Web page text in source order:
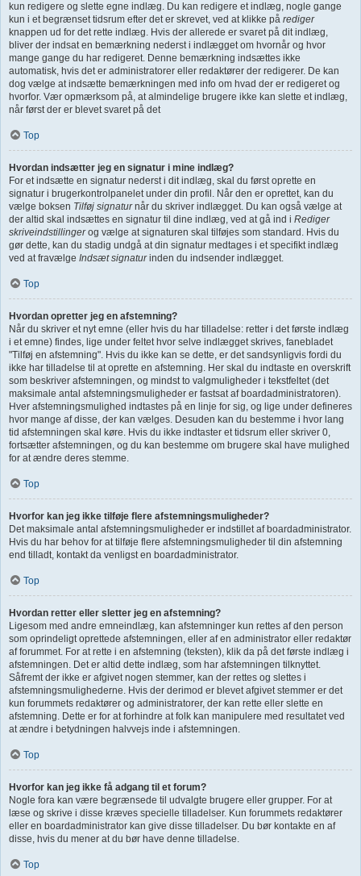
kun redigere og slette egne indlæg. Du kan redigere et indlæg, nogle gange
kun i et begrænset tidsrum efter det er skrevet, ved at klikke på rediger
knappen ud for det rette indlæg. Hvis der allerede er svaret på dit indlæg,
bliver der indsat en bemærkning nederst i indlægget om hvornår og hvor
mange gange du har redigeret. Denne bemærkning indsættes ikke
automatisk, hvis det er administratorer eller redaktører der redigerer. De kan
dog vælge at indsætte bemærkningen med info om hvad der er redigeret og
hvorfor. Vær opmærksom på, at almindelige brugere ikke kan slette et indlæg,
når først der er blevet svaret på det
Top
Hvordan indsætter jeg en signatur i mine indlæg?
For et indsætte en signatur nederst i dit indlæg, skal du først oprette en
signatur i brugerkontrolpanelet under din profil. Når den er oprettet, kan du
vælge boksen Tilføj signaturnår du skriver indlægget. Du kan også vælge at
der altid skal indsættes en signatur til dine indlæg, ved at gå ind i Rediger
skriveindstillingerog vælge at signaturen skal tilføjes som standard. Hvis du
gør dette, kan du stadig undgå at din signatur medtages i et specifikt indlæg
ved at fravælge Indsæt signaturinden du indsender indlægget.
Top
Hvordan opretter jeg en afstemning?
Når du skriver et nyt emne (eller hvis du har tilladelse: retter i det første indlæg
i et emne) findes, lige under feltet hvor selve indlægget skrives, fanebladet
"Tilføj en afstemning". Hvis du ikke kan se dette, er det sandsynligvis fordi du
ikke har tilladelse til at oprette en afstemning. Her skal du indtaste en overskrift
som beskriver afstemningen, og mindst to valgmuligheder i tekstfeltet (det
maksimale antal afstemningsmuligheder er fastsat af boardadministratoren).
Hver afstemningsmulighed indtastes på en linje for sig, og lige under defineres
hvor mange af disse, der kan vælges. Desuden kan du bestemme i hvor lang
tid afstemningen skal køre. Hvis du ikke indtaster et tidsrum eller skriver 0,
fortsætter afstemningen, og du kan bestemme om brugere skal have mulighed
for at ændre deres stemme.
Top
Hvorfor kan jeg ikke tilføje flere afstemningsmuligheder?
Det maksimale antal afstemningsmuligheder er indstillet af boardadministrator.
Hvis du har behov for at tilføje flere afstemningsmuligheder til din afstemning
end tilladt, kontakt da venligst en boardadministrator.
Top
Hvordan retter eller sletter jeg en afstemning?
Ligesom med andre emneindlæg, kan afstemninger kun rettes af den person
som oprindeligt oprettede afstemningen, eller af en administrator eller redaktør
af forummet. For at rette i en afstemning (teksten), klik da på det første indlæg i
afstemningen. Det er altid dette indlæg, som har afstemningen tilknyttet.
Såfremt der ikke er afgivet nogen stemmer, kan der rettes og slettes i
afstemningsmulighederne. Hvis der derimod er blevet afgivet stemmer er det
kun forummets redaktører og administratorer, der kan rette eller slette en
afstemning. Dette er for at forhindre at folk kan manipulere med resultatet ved
at ændre i betydningen halvvejs inde i afstemningen.
Top
Hvorfor kan jeg ikke få adgang til et forum?
Nogle fora kan være begrænsede til udvalgte brugere eller grupper. For at
læse og skrive i disse kræves specielle tilladelser. Kun forummets redaktører
eller en boardadministrator kan give disse tilladelser. Du bør kontakte en af
disse, hvis du mener at du bør have denne tilladelse.
Top